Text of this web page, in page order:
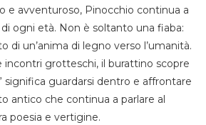
e avventuroso, Pinocchio continua a
ogni età. Non è soltanto una fiaba:
di un’anima di legno verso l’umanità.
incontri grotteschi, il burattino scopre
significa guardarsi dentro e affrontare
antico che continua a parlare al
poesia e vertigine.